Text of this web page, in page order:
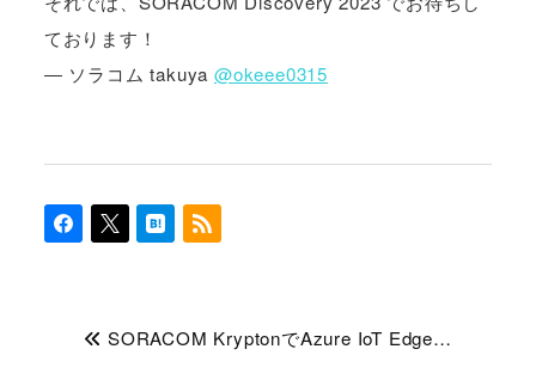
ております！
― ソラコム takuya @okeee0315
SORACOM KryptonでAzure IoT Edge…